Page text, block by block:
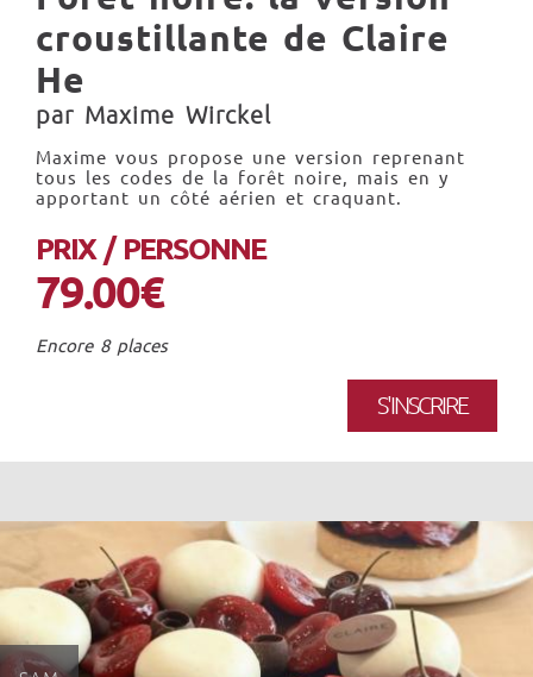
croustillante de Claire
He
par Maxime Wirckel
Maxime vous propose une version reprenant
tous les codes de la forêt noire, mais en y
apportant un côté aérien et craquant.
PRIX / PERSONNE
79.00€
Encore 8 places
S'INSCRIRE